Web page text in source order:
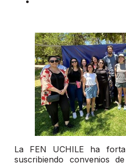
La FEN UCHILE ha
suscribiendo convenios